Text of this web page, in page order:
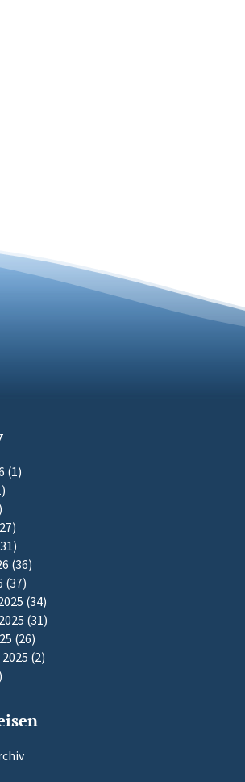
(1)
(36)
(37)
(34)
(31)
(26)
(2)